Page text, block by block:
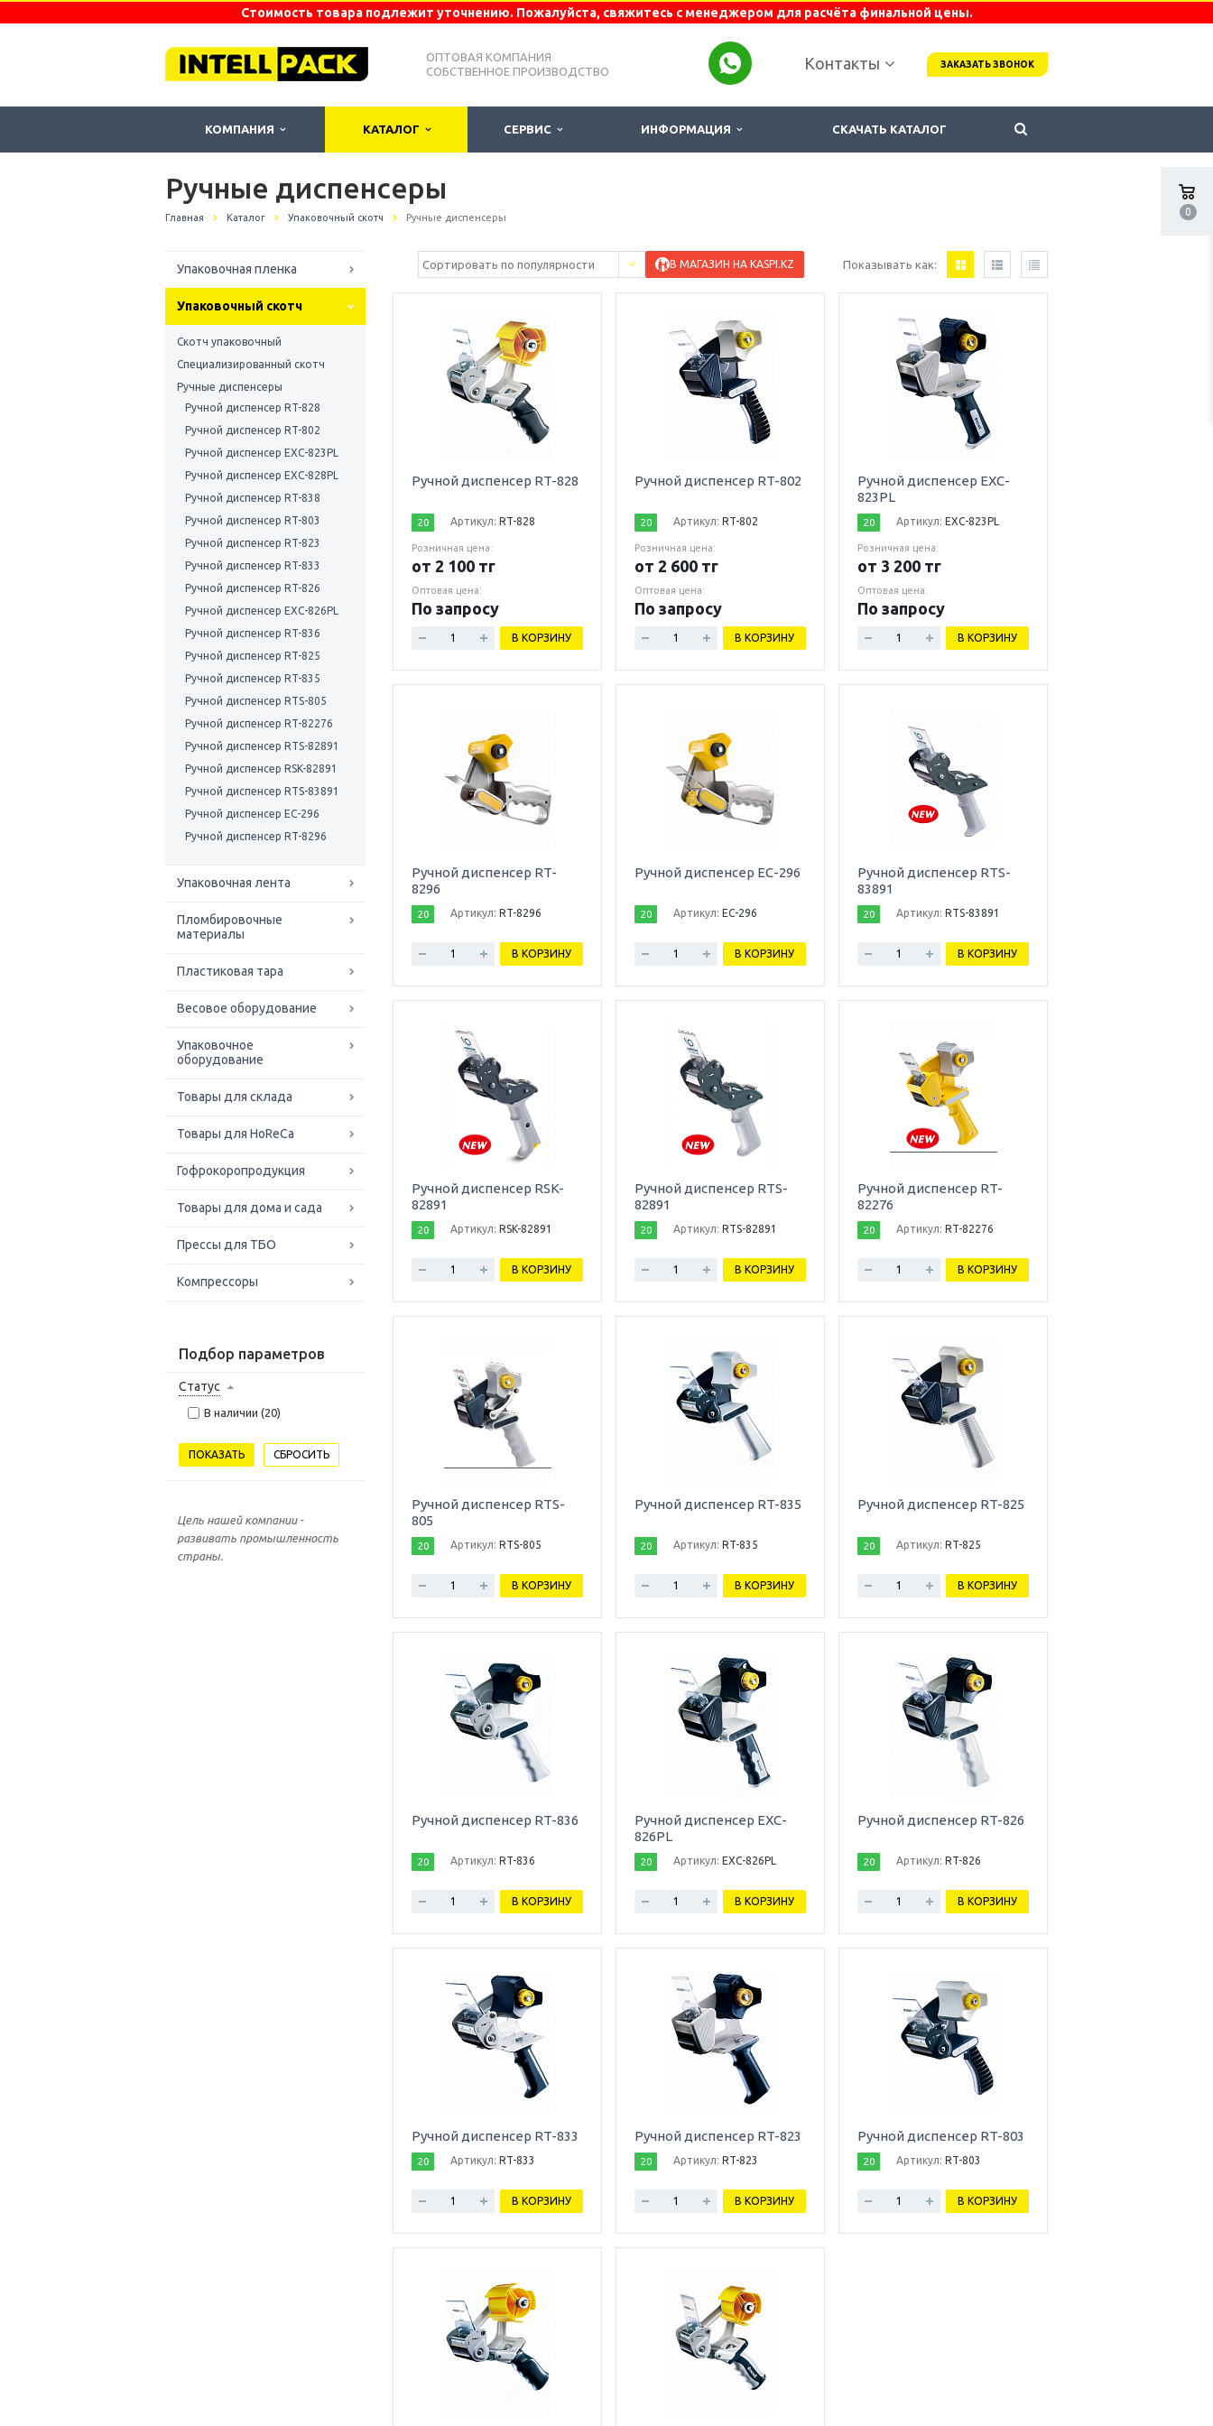
0
Стоимость товара подлежит уточнению. Пожалуйста, свяжитесь с менеджером для расчёта финальной цены.
ОПТОВАЯ КОМПАНИЯ
СОБСТВЕННОЕ ПРОИЗВОДСТВО
Контакты ЗАКАЗАТЬ ЗВОНОК
КОМПАНИЯ КАТАЛОГ СЕРВИС ИНФОРМАЦИЯ СКАЧАТЬ КАТАЛОГ
Ручные диспенсеры
Главная Каталог Упаковочный скотч Ручные диспенсеры
Упаковочная пленка
Упаковочный скотч
Скотч упаковочный
Специализированный скотч
Ручные диспенсеры
Ручной диспенсер RT-828
Ручной диспенсер RT-802
Ручной диспенсер EXC-823PL
Ручной диспенсер EXC-828PL
Ручной диспенсер RT-838
Ручной диспенсер RT-803
Ручной диспенсер RT-823
Ручной диспенсер RT-833
Ручной диспенсер RT-826
Ручной диспенсер EXC-826PL
Ручной диспенсер RT-836
Ручной диспенсер RT-825
Ручной диспенсер RT-835
Ручной диспенсер RTS-805
Ручной диспенсер RT-82276
Ручной диспенсер RTS-82891
Ручной диспенсер RSK-82891
Ручной диспенсер RTS-83891
Ручной диспенсер EC-296
Ручной диспенсер RT-8296
Упаковочная лента
Пломбировочные
материалы
Пластиковая тара
Весовое оборудование
Упаковочное
оборудование
Товары для склада
Товары для HoReCa
Гофрокоропродукция
Товары для дома и сада
Прессы для ТБО
Компрессоры
Подбор параметров
Статус
В наличии (20)
Цель нашей компании -
развивать промышленность
страны.
В МАГАЗИН НА KASPI.KZ Показывать как:
Ручной диспенсер RT-828
20 Артикул: RT-828
Розничная цена:
от 2 100 тг
Оптовая цена:
По запросу
В КОРЗИНУ
Ручной диспенсер RT-802
20 Артикул: RT-802
Розничная цена:
от 2 600 тг
Оптовая цена:
По запросу
В КОРЗИНУ
Ручной диспенсер EXC-
823PL
20 Артикул: EXC-823PL
Розничная цена:
от 3 200 тг
Оптовая цена:
По запросу
В КОРЗИНУ
Ручной диспенсер RT-
8296
20 Артикул: RT-8296
В КОРЗИНУ
Ручной диспенсер EC-296
20 Артикул: EC-296
В КОРЗИНУ
Ручной диспенсер RTS-
83891
20 Артикул: RTS-83891
В КОРЗИНУ
Ручной диспенсер RSK-
82891
20 Артикул: RSK-82891
В КОРЗИНУ
Ручной диспенсер RTS-
82891
20 Артикул: RTS-82891
В КОРЗИНУ
Ручной диспенсер RT-
82276
20 Артикул: RT-82276
В КОРЗИНУ
Ручной диспенсер RTS-
805
20 Артикул: RTS-805
В КОРЗИНУ
Ручной диспенсер RT-835
20 Артикул: RT-835
В КОРЗИНУ
Ручной диспенсер RT-825
20 Артикул: RT-825
В КОРЗИНУ
Ручной диспенсер RT-836
20 Артикул: RT-836
В КОРЗИНУ
Ручной диспенсер EXC-
826PL
20 Артикул: EXC-826PL
В КОРЗИНУ
Ручной диспенсер RT-826
20 Артикул: RT-826
В КОРЗИНУ
Ручной диспенсер RT-833
20 Артикул: RT-833
В КОРЗИНУ
Ручной диспенсер RT-823
20 Артикул: RT-823
В КОРЗИНУ
Ручной диспенсер RT-803
20 Артикул: RT-803
В КОРЗИНУ